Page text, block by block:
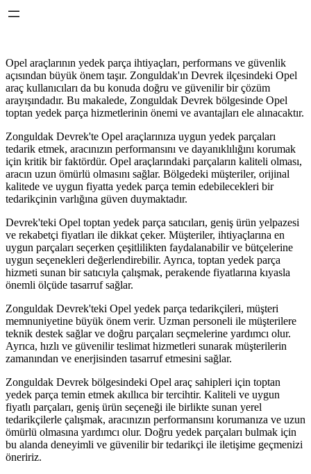
Opel araçlarının yedek parça ihtiyaçları, performans ve güvenlik
açısından büyük önem taşır. Zonguldak'ın Devrek ilçesindeki Opel
araç kullanıcıları da bu konuda doğru ve güvenilir bir çözüm
arayışındadır. Bu makalede, Zonguldak Devrek bölgesinde Opel
toptan yedek parça hizmetlerinin önemi ve avantajları ele alınacaktır.
Zonguldak Devrek'te Opel araçlarınıza uygun yedek parçaları
tedarik etmek, aracınızın performansını ve dayanıklılığını korumak
için kritik bir faktördür. Opel araçlarındaki parçaların kaliteli olması,
aracın uzun ömürlü olmasını sağlar. Bölgedeki müşteriler, orijinal
kalitede ve uygun fiyatta yedek parça temin edebilecekleri bir
tedarikçinin varlığına güven duymaktadır.
Devrek'teki Opel toptan yedek parça satıcıları, geniş ürün yelpazesi
ve rekabetçi fiyatları ile dikkat çeker. Müşteriler, ihtiyaçlarına en
uygun parçaları seçerken çeşitlilikten faydalanabilir ve bütçelerine
uygun seçenekleri değerlendirebilir. Ayrıca, toptan yedek parça
hizmeti sunan bir satıcıyla çalışmak, perakende fiyatlarına kıyasla
önemli ölçüde tasarruf sağlar.
Zonguldak Devrek'teki Opel yedek parça tedarikçileri, müşteri
memnuniyetine büyük önem verir. Uzman personeli ile müşterilere
teknik destek sağlar ve doğru parçaları seçmelerine yardımcı olur.
Ayrıca, hızlı ve güvenilir teslimat hizmetleri sunarak müşterilerin
zamanından ve enerjisinden tasarruf etmesini sağlar.
Zonguldak Devrek bölgesindeki Opel araç sahipleri için toptan
yedek parça temin etmek akıllıca bir tercihtir. Kaliteli ve uygun
fiyatlı parçaları, geniş ürün seçeneği ile birlikte sunan yerel
tedarikçilerle çalışmak, aracınızın performansını korumanıza ve uzun
ömürlü olmasına yardımcı olur. Doğru yedek parçaları bulmak için
bu alanda deneyimli ve güvenilir bir tedarikçi ile iletişime geçmenizi
öneririz.